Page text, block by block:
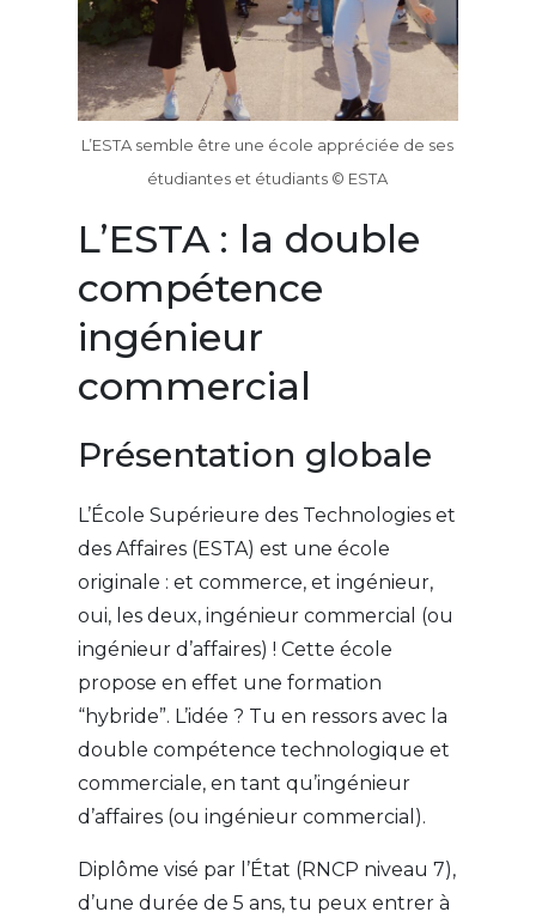
L’ESTA semble être une école appréciée de ses
étudiantes et étudiants © ESTA
L’ESTA : la double
compétence
ingénieur
commercial
Présentation globale
L’École Supérieure des Technologies et
des Affaires (ESTA) est une école
originale : et commerce, et ingénieur,
oui, les deux, ingénieur commercial (ou
ingénieur d’affaires) ! Cette école
propose en effet une formation
“hybride”. L’idée ? Tu en ressors avec la
double compétence technologique et
commerciale, en tant qu’ingénieur
d’affaires (ou ingénieur commercial).
Diplôme visé par l’État (RNCP niveau 7),
d’une durée de 5 ans, tu peux entrer à